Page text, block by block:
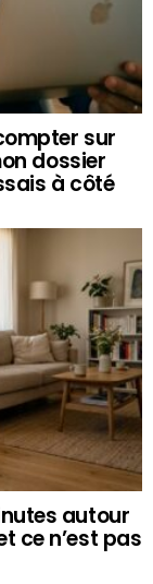
sur
dossier
à côté
autour
ce n’est pas